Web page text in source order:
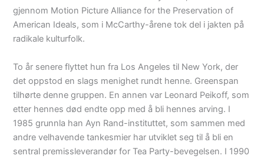
gjennom Motion Picture Alliance for the Preservation of
American Ideals, som i McCarthy-årene tok del i jakten på
radikale kulturfolk.
To år senere flyttet hun fra Los Angeles til New York, der
det oppstod en slags menighet rundt henne. Greenspan
tilhørte denne gruppen. En annen var Leonard Peikoff, som
etter hennes død endte opp med å bli hennes arving. I
1985 grunnla han Ayn Rand-instituttet, som sammen med
andre velhavende tankesmier har utviklet seg til å bli en
sentral premissleverandør for Tea Party-bevegelsen. I 1990